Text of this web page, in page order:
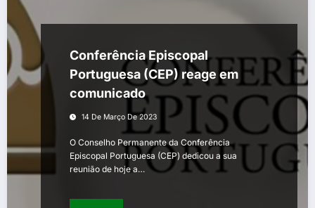
Conferência Episcopal
Portuguesa (CEP) reage em
comunicado
14 De Março De 2023
O Conselho Permanente da Conferência
Episcopal Portuguesa (CEP) dedicou a sua
reunião de hoje a…